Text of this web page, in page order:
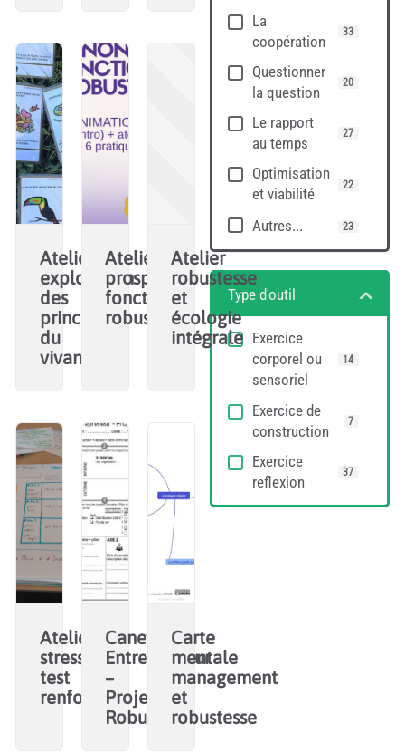
La
coopération
33
Questionner
la question
20
Le rapport
au temps
27
Optimisation
et viabilité
22
Autres... 23
Type d'outil
Exercice
corporel ou
sensoriel
14
Exercice de
construction
7
Exercice
reflexion
37
Atelier
exploration
des
principes
du
vivant
Atelier
prospectif
fonction
robuste
Atelier
robustesse
et
écologie
intégrale
Atelier
stress
test
renforcé
Caneva
Entrepreneur
–
Projet
Robuste
Carte
mentale
management
et
robustesse